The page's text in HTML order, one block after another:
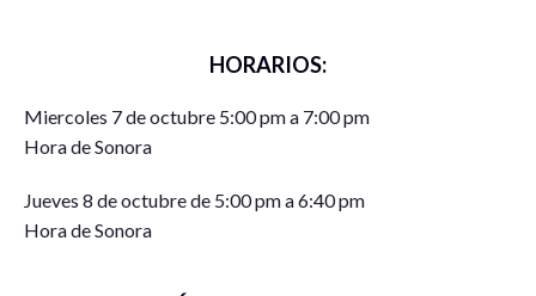
HORARIOS:
Miercoles 7 de octubre 5:00 pm a 7:00 pm
Hora de Sonora
Jueves 8 de octubre de 5:00 pm a 6:40 pm
Hora de Sonora